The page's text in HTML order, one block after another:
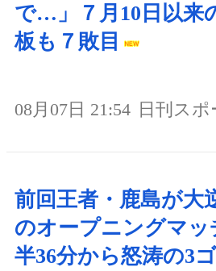
で…」７月10日以来
板も７敗目
08月07日 21:54 日刊スポ
前回王者・鹿島が大
のオープニングマッ
半36分から怒涛の3ゴ